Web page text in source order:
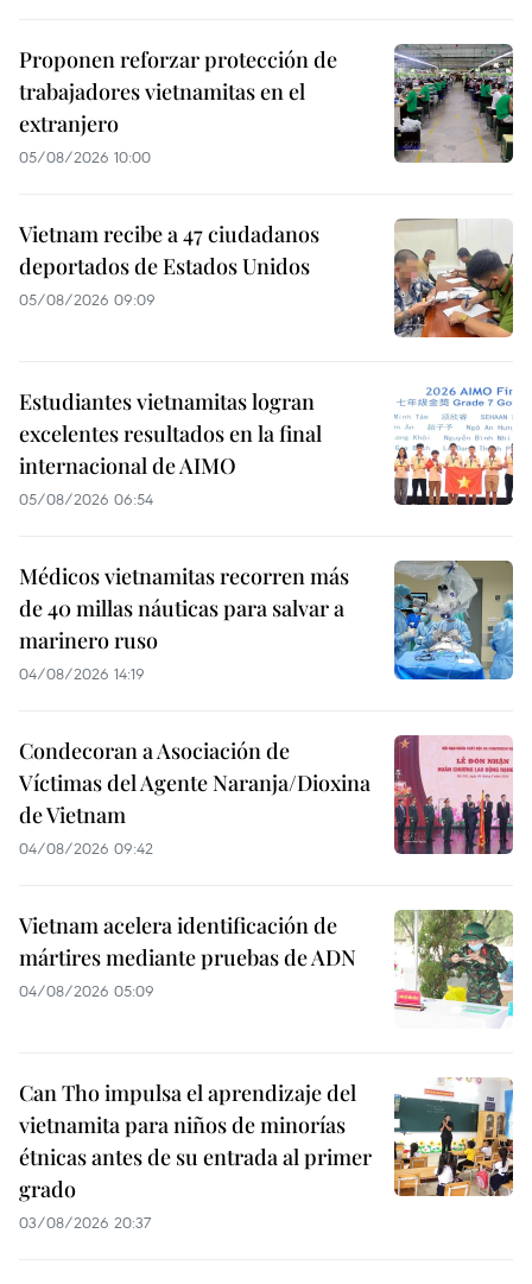
Proponen reforzar protección de
trabajadores vietnamitas en el
extranjero
05/08/2026 10:00
Vietnam recibe a 47 ciudadanos
deportados de Estados Unidos
05/08/2026 09:09
Estudiantes vietnamitas logran
excelentes resultados en la final
internacional de AIMO
05/08/2026 06:54
Médicos vietnamitas recorren más
de 40 millas náuticas para salvar a
marinero ruso
04/08/2026 14:19
Condecoran a Asociación de
Víctimas del Agente Naranja/Dioxina
de Vietnam
04/08/2026 09:42
Vietnam acelera identificación de
mártires mediante pruebas de ADN
04/08/2026 05:09
Can Tho impulsa el aprendizaje del
vietnamita para niños de minorías
étnicas antes de su entrada al primer
grado
03/08/2026 20:37